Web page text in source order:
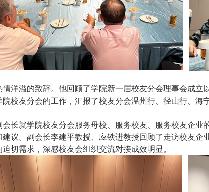
洋溢的致辞。他回顾了学院新一届校友分会理事会成
校友分会的工作，汇报了校友分会温州行、径山行、
长就学院校友分会服务母校、服务校友、服务校友企
议。副会长李建平教授、应铁进教授回顾了走访校友企
切需求，深感校友会组织交流对接成效明显。